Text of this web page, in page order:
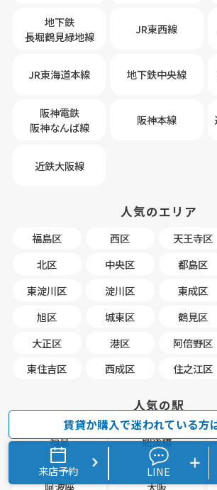
地下鉄
長堀鶴見緑地線
JR東西線
JR東海道本線 地下鉄中央線
阪神電鉄
阪神なんば線
阪神本線
近鉄大阪線
人気のエリア
福島区 西区 天王寺区
北区
中央区 都島区
東淀川区
淀川区 東成区
旭区
城東区 鶴見区
大正区
港区 阿倍野区
東住吉区
西成区 住之江区
人気の駅
福島 肥後橋
賃貸か購入で迷われている方
来店予約 LINE